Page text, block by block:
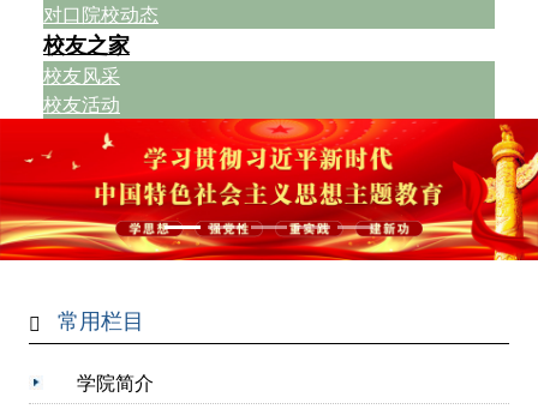
对口院校动态
校友之家
校友风采
校友活动
常用栏目
学院简介